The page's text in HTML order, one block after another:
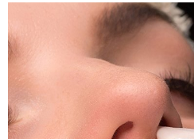
proceso de recuperación